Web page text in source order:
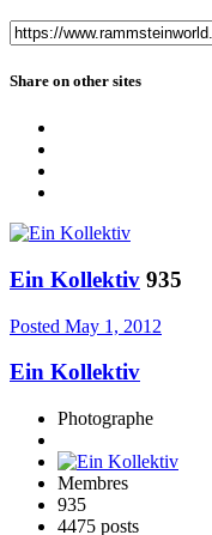
Share on other sites
Ein Kollektiv 935
Posted May 1, 2012
Ein Kollektiv
Photographe
Membres
935
4475 posts